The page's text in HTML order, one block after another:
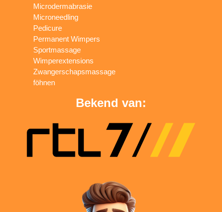
Microdermabrasie
Microneedling
Pedicure
Permanent Wimpers
Sportmassage
Wimperextensions
Zwangerschapsmassage
föhnen
Bekend van: